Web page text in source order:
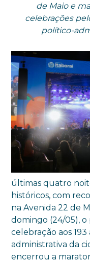
de Maio e
celebrações
político-
últimas quatro
históricos, com
na Avenida 22 de
domingo (24/05), o
celebração aos
administrativa da
encerrou a